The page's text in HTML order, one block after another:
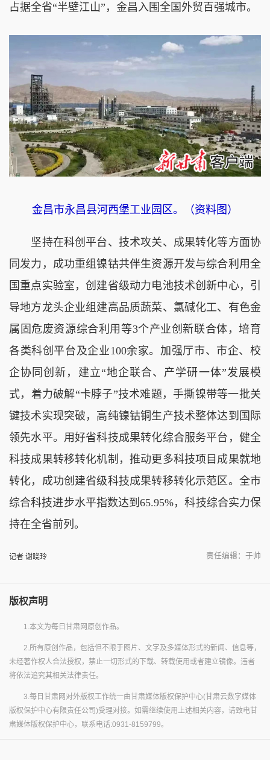
占据全省“半壁江山”，金昌入围全国外贸百强城市。
金昌市永昌县河西堡工业园区。（资料图）
坚持在科创平台、技术攻关、成果转化等方面协
同发力，成功重组镍钴共伴生资源开发与综合利用全
国重点实验室，创建省级动力电池技术创新中心，引
导地方龙头企业组建高品质蔬菜、氯碱化工、有色金
属固危废资源综合利用等3个产业创新联合体，培育
各类科创平台及企业100余家。加强厅市、市企、校
企协同创新，建立“地企联合、产学研一体”发展模
式，着力破解“卡脖子”技术难题，手撕镍带等一批关
键技术实现突破，高纯镍钴铜生产技术整体达到国际
领先水平。用好省科技成果转化综合服务平台，健全
科技成果转移转化机制，推动更多科技项目成果就地
转化，成功创建省级科技成果转移转化示范区。全市
综合科技进步水平指数达到65.95%，科技综合实力保
持在全省前列。
记者 谢晓玲 责任编辑：于帅
版权声明
1.本文为每日甘肃网原创作品。
2.所有原创作品，包括但不限于图片、文字及多媒体形式的新闻、信息等，
未经著作权人合法授权，禁止一切形式的下载、转载使用或者建立镜像。违者
将依法追究其相关法律责任。
3.每日甘肃网对外版权工作统一由甘肃媒体版权保护中心(甘肃云数字媒体
版权保护中心有限责任公司)受理对接。如需继续使用上述相关内容，请致电甘
肃媒体版权保护中心，联系电话:0931-8159799。